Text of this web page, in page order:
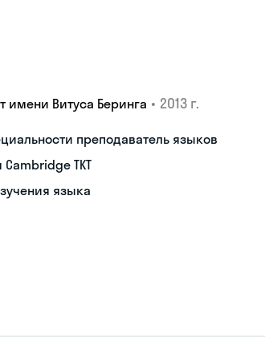
имени Витуса Беринга • 2013 г.
преподаватель языков
TKT
языка